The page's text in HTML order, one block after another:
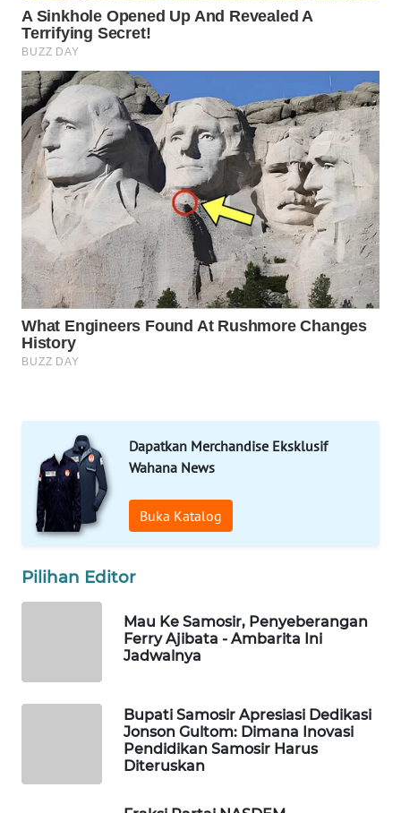
Dapatkan Merchandise Eksklusif
Wahana News
Buka Katalog
Pilihan Editor
Mau Ke Samosir, Penyeberangan
Ferry Ajibata - Ambarita Ini
Jadwalnya
Bupati Samosir Apresiasi Dedikasi
Jonson Gultom: Dimana Inovasi
Pendidikan Samosir Harus
Diteruskan
MKLI
LPKKI
LKKI
KOPEKLIN
PORTAL
KONSUMEN
FORWAMKI
ALPERKLINAS
TAMBANG
NEWS
SITUNGIR
NEWS
SIDIKALANG
NEWS
METRO
METRO